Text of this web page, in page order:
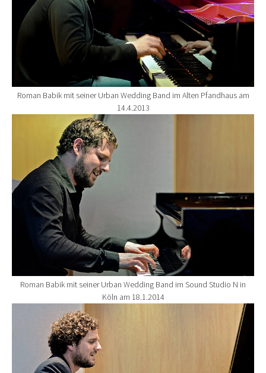
Roman Babik mit seiner Urban Wedding Band im Alten Pfandhaus am
14.4.2013
Show larger version for:
Roman Babik mit seiner Urban Wedding Band im Sound Studio N in
Köln am 18.1.2014
Show larger version for: